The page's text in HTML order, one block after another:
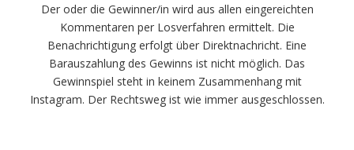
Der oder die Gewinner/in wird aus allen eingereichten
Kommentaren per Losverfahren ermittelt. Die
Benachrichtigung erfolgt über Direktnachricht. Eine
Barauszahlung des Gewinns ist nicht möglich. Das
Gewinnspiel steht in keinem Zusammenhang mit
Instagram. Der Rechtsweg ist wie immer ausgeschlossen.